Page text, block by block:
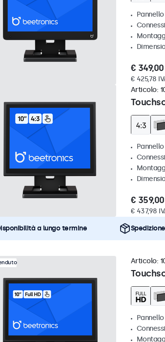
€ 349,00
€ 425,78
Articolo:
€ 359,00
€ 437,98
a lungo termine
Articolo: